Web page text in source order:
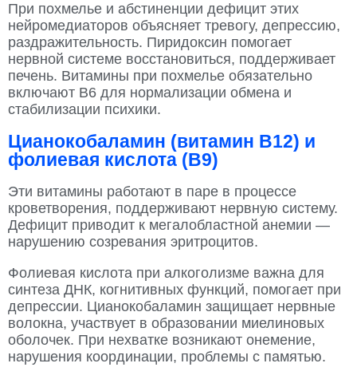
При похмелье и абстиненции дефицит этих
нейромедиаторов объясняет тревогу, депрессию,
раздражительность. Пиридоксин помогает
нервной системе восстановиться, поддерживает
печень. Витамины при похмелье обязательно
включают В6 для нормализации обмена и
стабилизации психики.
Цианокобаламин (витамин B12) и
фолиевая кислота (B9)
Эти витамины работают в паре в процессе
кроветворения, поддерживают нервную систему.
Дефицит приводит к мегалобластной анемии —
нарушению созревания эритроцитов.
Фолиевая кислота при алкоголизме важна для
синтеза ДНК, когнитивных функций, помогает при
депрессии. Цианокобаламин защищает нервные
волокна, участвует в образовании миелиновых
оболочек. При нехватке возникают онемение,
нарушения координации, проблемы с памятью.